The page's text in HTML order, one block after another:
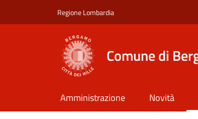
Regione Lombardia
Comune di
Amministrazione Novità